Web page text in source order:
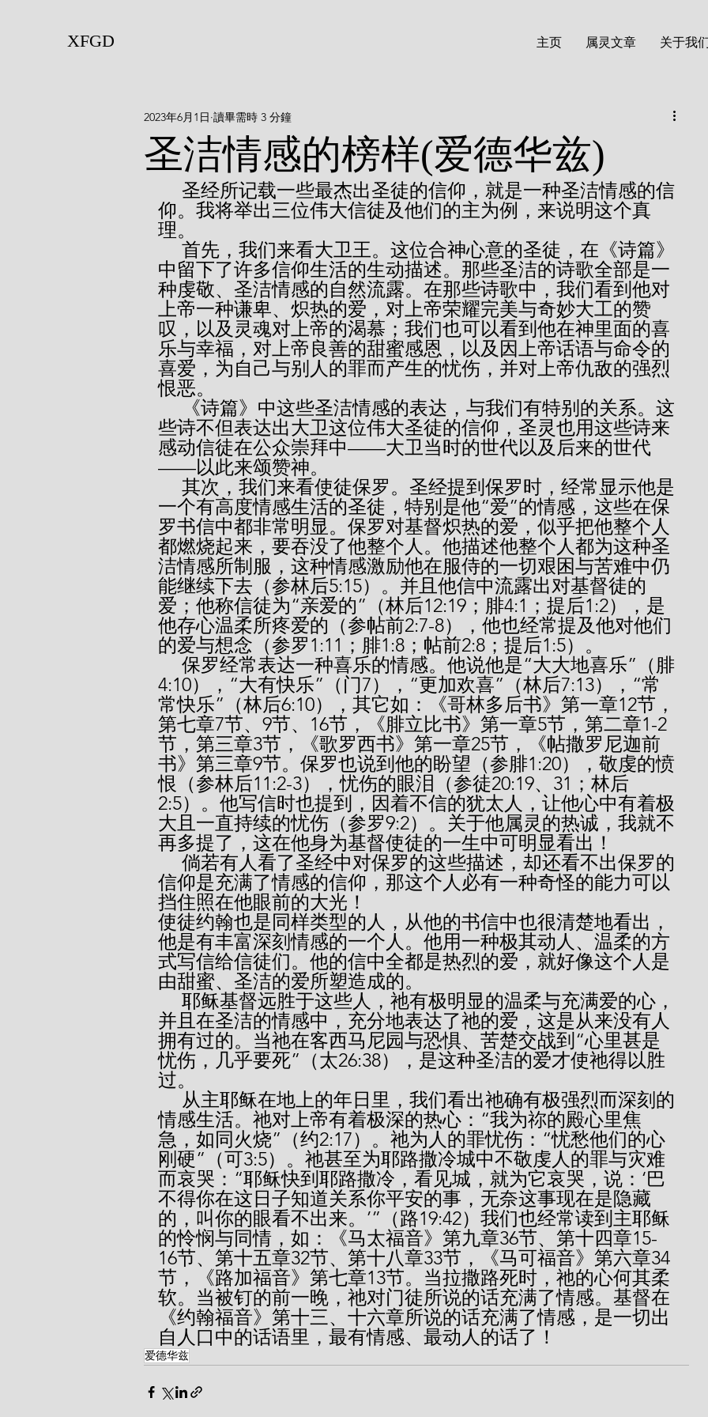
XFGD 主页 属灵文章 关于我
圣洁情感的榜样(爱德华兹)
2023年6月1日 讀畢需時 3 分鐘
仰。我将举出三位伟大信徒及他们的主为例，来说明这个真
理。
中留下了许多信仰生活的生动描述。那些圣洁的诗歌全部是一
种虔敬、圣洁情感的自然流露。在那些诗歌中，我们看到他对
上帝一种谦卑、炽热的爱，对上帝荣耀完美与奇妙大工的赞
叹，以及灵魂对上帝的渴慕；我们也可以看到他在神里面的喜
乐与幸福，对上帝良善的甜蜜感恩，以及因上帝话语与命令的
喜爱，为自己与别人的罪而产生的忧伤，并对上帝仇敌的强烈
恨恶。
些诗不但表达出大卫这位伟大圣徒的信仰，圣灵也用这些诗来
感动信徒在公众崇拜中——大卫当时的世代以及后来的世代
——以此来颂赞神。
一个有高度情感生活的圣徒，特别是他“爱”的情感，这些在保
罗书信中都非常明显。保罗对基督炽热的爱，似乎把他整个人
都燃烧起来，要吞没了他整个人。他描述他整个人都为这种圣
洁情感所制服，这种情感激励他在服侍的一切艰困与苦难中仍
能继续下去（参林后5:15）。并且他信中流露出对基督徒的
爱；他称信徒为“亲爱的”（林后12:19；腓4:1；提后1:2），是
他存心温柔所疼爱的（参帖前2:7-8），他也经常提及他对他们
的爱与想念（参罗1:11；腓1:8；帖前2:8；提后1:5）。
4:10），“大有快乐”（门7），“更加欢喜”（林后7:13），“常
常快乐”（林后6:10），其它如：《哥林多后书》第一章12节，
第七章7节、9节、16节，《腓立比书》第一章5节，第二章1-2
节，第三章3节，《歌罗西书》第一章25节，《帖撒罗尼迦前
书》第三章9节。保罗也说到他的盼望（参腓1:20），敬虔的愤
恨（参林后11:2-3），忧伤的眼泪（参徒20:19、31；林后
2:5）。他写信时也提到，因着不信的犹太人，让他心中有着极
大且一直持续的忧伤（参罗9:2）。关于他属灵的热诚，我就不
再多提了，这在他身为基督使徒的一生中可明显看出！
信仰是充满了情感的信仰，那这个人必有一种奇怪的能力可以
挡住照在他眼前的大光！
使徒约翰也是同样类型的人，从他的书信中也很清楚地看出，
他是有丰富深刻情感的一个人。他用一种极其动人、温柔的方
式写信给信徒们。他的信中全都是热烈的爱，就好像这个人是
由甜蜜、圣洁的爱所塑造成的。
并且在圣洁的情感中，充分地表达了祂的爱，这是从来没有人
拥有过的。当祂在客西马尼园与恐惧、苦楚交战到“心里甚是
忧伤，几乎要死”（太26:38），是这种圣洁的爱才使祂得以胜
过。
情感生活。祂对上帝有着极深的热心：“我为祢的殿心里焦
急，如同火烧”（约2:17）。祂为人的罪忧伤：“忧愁他们的心
刚硬”（可3:5）。祂甚至为耶路撒冷城中不敬虔人的罪与灾难
而哀哭：“耶稣快到耶路撒冷，看见城，就为它哀哭，说：‘巴
不得你在这日子知道关系你平安的事，无奈这事现在是隐藏
的，叫你的眼看不出来。’”（路19:42）我们也经常读到主耶稣
的怜悯与同情，如：《马太福音》第九章36节、第十四章15-
16节、第十五章32节、第十八章33节，《马可福音》第六章34
节，《路加福音》第七章13节。当拉撒路死时，祂的心何其柔
软。当被钉的前一晚，祂对门徒所说的话充满了情感。基督在
《约翰福音》第十三、十六章所说的话充满了情感，是一切出
自人口中的话语里，最有情感、最动人的话了！
爱德华兹